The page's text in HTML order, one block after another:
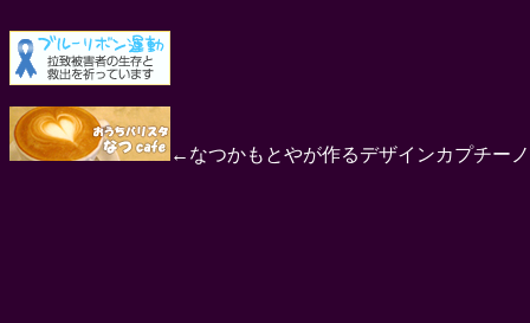
←なつかもとやが作るデザインカプチー